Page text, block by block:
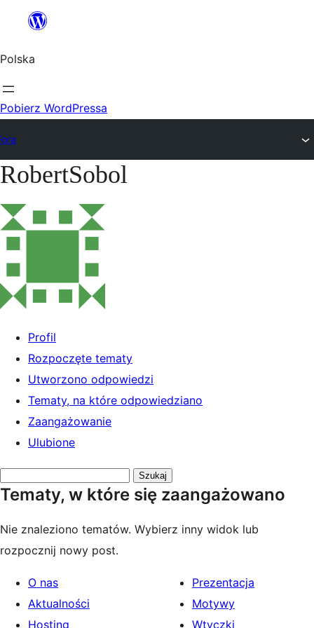
Przejdź
treści
Polska
Pobierz WordPressa
Przejdź
treści
RobertSobol
Profil
Rozpoczęte tematy
Utworzono odpowiedzi
Tematy, na które odpowiedziano
Zaangażowanie
Ulubione
tematy:
Tematy, w które się zaangażowano
Nie znaleziono tematów. Wybierz inny widok lub
rozpocznij nowy post.
O nas
Aktualności
Hosting
Prezentacja
Motywy
Wtyczki